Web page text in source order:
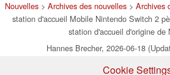
Nouvelles > Archives des nouvelles > Archives
station d'accueil Mobile Nintendo Switch 2
station d'accueil d'origine de
Hannes Brecher, 2026-06-18
Cookie